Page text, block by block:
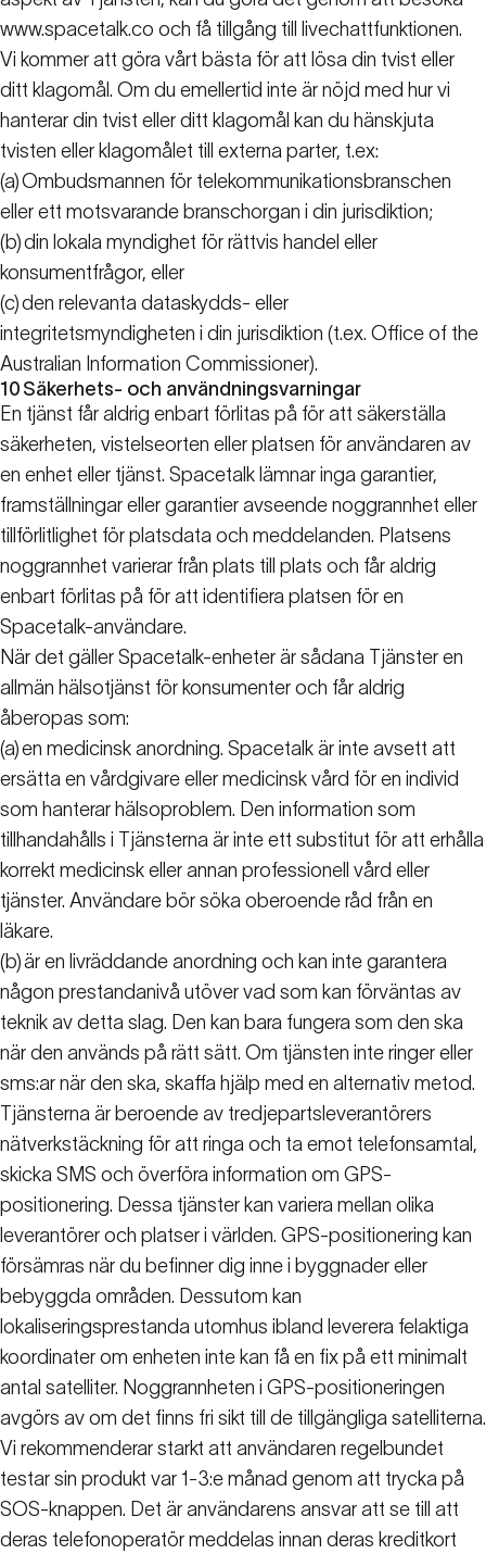
www.spacetalk.co och få tillgång till livechattfunktionen.
Vi kommer att göra vårt bästa för att lösa din tvist eller
ditt klagomål. Om du emellertid inte är nöjd med hur vi
hanterar din tvist eller ditt klagomål kan du hänskjuta
tvisten eller klagomålet till externa parter, t.ex:
(a)Ombudsmannen för telekommunikationsbranschen
eller ett motsvarande branschorgan i din jurisdiktion;
(b)din lokala myndighet för rättvis handel eller
konsumentfrågor, eller
(c)den relevanta dataskydds- eller
integritetsmyndigheten i din jurisdiktion (t.ex. Office of the
Australian Information Commissioner).
10 Säkerhets- och användningsvarningar
En tjänst får aldrig enbart förlitas på för att säkerställa
säkerheten, vistelseorten eller platsen för användaren av
en enhet eller tjänst. Spacetalk lämnar inga garantier,
framställningar eller garantier avseende noggrannhet eller
tillförlitlighet för platsdata och meddelanden. Platsens
noggrannhet varierar från plats till plats och får aldrig
enbart förlitas på för att identifiera platsen för en
Spacetalk-användare.
När det gäller Spacetalk-enheter är sådana Tjänster en
allmän hälsotjänst för konsumenter och får aldrig
åberopas som:
(a)en medicinsk anordning. Spacetalk är inte avsett att
ersätta en vårdgivare eller medicinsk vård för en individ
som hanterar hälsoproblem. Den information som
tillhandahålls i Tjänsterna är inte ett substitut för att erhålla
korrekt medicinsk eller annan professionell vård eller
tjänster. Användare bör söka oberoende råd från en
läkare.
(b)är en livräddande anordning och kan inte garantera
någon prestandanivå utöver vad som kan förväntas av
teknik av detta slag. Den kan bara fungera som den ska
när den används på rätt sätt. Om tjänsten inte ringer eller
sms:ar när den ska, skaffa hjälp med en alternativ metod.
Tjänsterna är beroende av tredjepartsleverantörers
nätverkstäckning för att ringa och ta emot telefonsamtal,
skicka SMS och överföra information om GPS-
positionering. Dessa tjänster kan variera mellan olika
leverantörer och platser i världen. GPS-positionering kan
försämras när du befinner dig inne i byggnader eller
bebyggda områden. Dessutom kan
lokaliseringsprestanda utomhus ibland leverera felaktiga
koordinater om enheten inte kan få en fix på ett minimalt
antal satelliter. Noggrannheten i GPS-positioneringen
avgörs av om det finns fri sikt till de tillgängliga satelliterna.
Vi rekommenderar starkt att användaren regelbundet
testar sin produkt var 1-3:e månad genom att trycka på
SOS-knappen. Det är användarens ansvar att se till att
deras telefonoperatör meddelas innan deras kreditkort